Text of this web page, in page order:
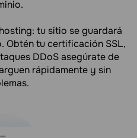
tu sitio se guardará
Obtén tu certificación SSL,
DDoS asegúrate de
rápidamente y sin